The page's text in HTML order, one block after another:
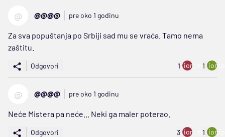
@ @@@@ pre oko 1 godinu
Za sva popuštanja po Srbiji sad mu se vraća. Tamo nema
zaštitu.
Odgovori 1 ion:minus
1
@ @@@@ pre oko 1 godinu
Neće Mistera pa neće... Neki ga maler poterao.
Odgovori 3 ion:minus
1